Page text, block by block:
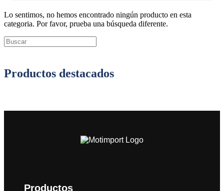
Lo sentimos, no hemos encontrado ningún producto en esta
categoria. Por favor, prueba una búsqueda diferente.
Productos destacados
Productos